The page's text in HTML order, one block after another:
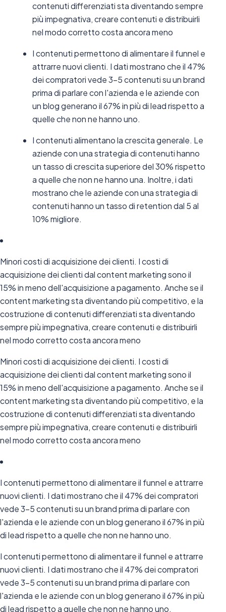
contenuti differenziati sta diventando sempre
più impegnativa, creare contenuti e distribuirli
nel modo corretto costa ancora meno
I contenuti permettono di alimentare il funnel e
attrarre nuovi clienti. I dati mostrano che il 47%
dei compratori vede 3-5 contenuti su un brand
prima di parlare con l'azienda e le aziende con
un blog generano il 67% in più di lead rispetto a
quelle che non ne hanno uno.
I contenuti alimentano la crescita generale. Le
aziende con una strategia di contenuti hanno
un tasso di crescita superiore del 30% rispetto
a quelle che non ne hanno una. Inoltre, i dati
mostrano che le aziende con una strategia di
contenuti hanno un tasso di retention dal 5 al
10% migliore.
Minori costi di acquisizione dei clienti. I costi di
acquisizione dei clienti dal content marketing sono il
15% in meno dell'acquisizione a pagamento. Anche se il
content marketing sta diventando più competitivo, e la
costruzione di contenuti differenziati sta diventando
sempre più impegnativa, creare contenuti e distribuirli
nel modo corretto costa ancora meno
Minori costi di acquisizione dei clienti. I costi di
acquisizione dei clienti dal content marketing sono il
15% in meno dell'acquisizione a pagamento. Anche se il
content marketing sta diventando più competitivo, e la
costruzione di contenuti differenziati sta diventando
sempre più impegnativa, creare contenuti e distribuirli
nel modo corretto costa ancora meno
I contenuti permettono di alimentare il funnel e attrarre
nuovi clienti. I dati mostrano che il 47% dei compratori
vede 3-5 contenuti su un brand prima di parlare con
l'azienda e le aziende con un blog generano il 67% in più
di lead rispetto a quelle che non ne hanno uno.
I contenuti permettono di alimentare il funnel e attrarre
nuovi clienti. I dati mostrano che il 47% dei compratori
vede 3-5 contenuti su un brand prima di parlare con
l'azienda e le aziende con un blog generano il 67% in più
di lead rispetto a quelle che non ne hanno uno.